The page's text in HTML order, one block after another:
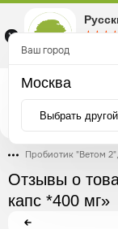
Пробиотик "Ветом
Отзывы о
капс *400 мг»
Ваш город
Москва
Выбрать другой